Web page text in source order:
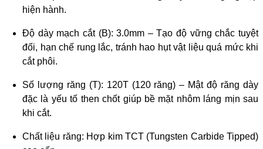
hiện hành.
Độ dày mạch cắt (B): 3.0mm – Tạo độ vững chắc tuyệt
đối, hạn chế rung lắc, tránh hao hụt vật liệu quá mức khi
cắt phôi.
Số lượng răng (T): 120T (120 răng) – Mật độ răng dày
đặc là yếu tố then chốt giúp bề mặt nhôm láng mịn sau
khi cắt.
Chất liệu răng: Hợp kim TCT (Tungsten Carbide Tipped)